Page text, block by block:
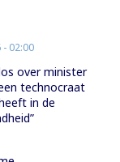
- 02:00
over minister
technocraat
in de